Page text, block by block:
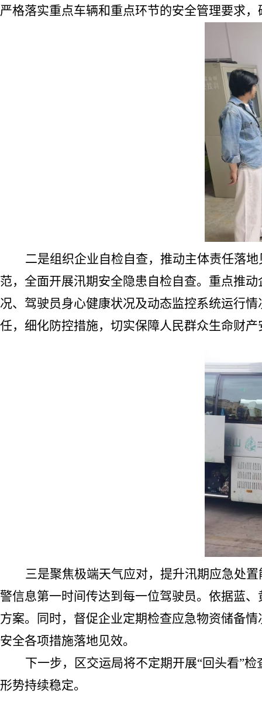
严格落实重点车辆和重点环节的安全管理要求
二是组织企业自检自查，推动主体责任落
范，全面开展汛期安全隐患自检自查。重点推
况、驾驶员身心健康状况及动态监控系统运行
任，细化防控措施，切实保障人民群众生命财产
三是聚焦极端天气应对，提升汛期应急处置
警信息第一时间传达到每一位驾驶员。依据蓝
方案。同时，督促企业定期检查应急物资储备
安全各项措施落地见效。
下一步，
区交运局将不定期开展“回头看”检
形势持续稳定。